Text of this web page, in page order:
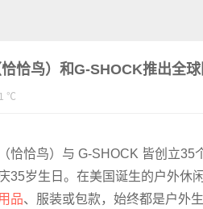
恰鸟）和G-SHOCK推出全球
℃
恰恰鸟）与 G-SHOCK 皆创立35
35岁生日。在美国诞生的户外休
品、服装或包款，始终都是户外